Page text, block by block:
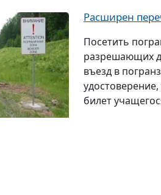
Расширен
Посетить
разрешающих
въезд в
билет